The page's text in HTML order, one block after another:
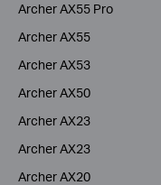
Archer AX55 Pro
Archer AX55
Archer AX53
Archer AX50
Archer AX23
Archer AX23
Archer AX20